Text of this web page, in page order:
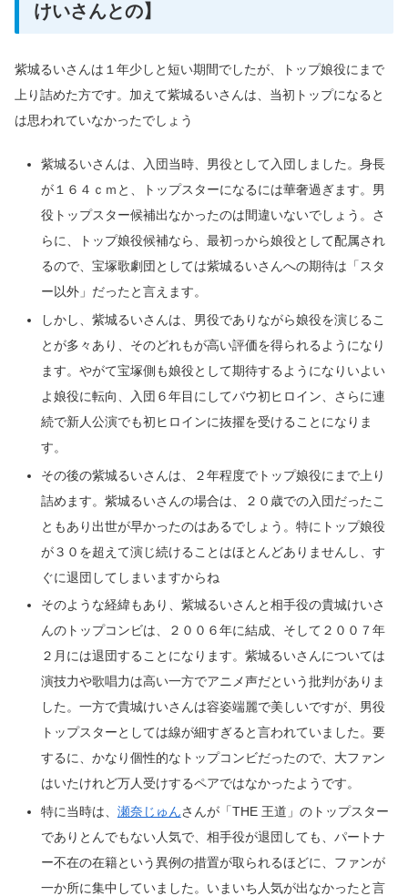
けいさんとの】
紫城るいさんは１年少しと短い期間でしたが、トップ娘役にまで
上り詰めた方です。加えて紫城るいさんは、当初トップになると
は思われていなかったでしょう
紫城るいさんは、入団当時、男役として入団しました。身長
が１６４ｃｍと、トップスターになるには華奢過ぎます。男
役トップスター候補出なかったのは間違いないでしょう。さ
らに、トップ娘役候補なら、最初っから娘役として配属され
るので、宝塚歌劇団としては紫城るいさんへの期待は「スタ
ー以外」だったと言えます。
しかし、紫城るいさんは、男役でありながら娘役を演じるこ
とが多々あり、そのどれもが高い評価を得られるようになり
ます。やがて宝塚側も娘役として期待するようになりいよい
よ娘役に転向、入団６年目にしてバウ初ヒロイン、さらに連
続で新人公演でも初ヒロインに抜擢を受けることになりま
す。
その後の紫城るいさんは、２年程度でトップ娘役にまで上り
詰めます。紫城るいさんの場合は、２０歳での入団だったこ
ともあり出世が早かったのはあるでしょう。特にトップ娘役
が３０を超えて演じ続けることはほとんどありませんし、す
ぐに退団してしまいますからね
そのような経緯もあり、紫城るいさんと相手役の貴城けいさ
んのトップコンビは、２００６年に結成、そして２００７年
２月には退団することになります。紫城るいさんについては
演技力や歌唱力は高い一方でアニメ声だという批判がありま
した。一方で貴城けいさんは容姿端麗で美しいですが、男役
トップスターとしては線が細すぎると言われていました。要
するに、かなり個性的なトップコンビだったので、大ファン
はいたけれど万人受けするペアではなかったようです。
特に当時は、 瀬奈じゅんさんが「THE 王道」のトップスター
でありとんでもない人気で、相手役が退団しても、パートナ
ー不在の在籍という異例の措置が取られるほどに、ファンが
一か所に集中していました。いまいち人気が出なかったと言